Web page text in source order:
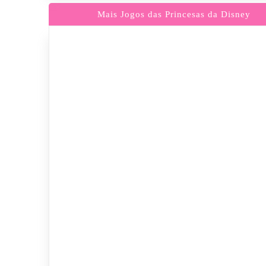
Mais Jogos das Princesas da Disney